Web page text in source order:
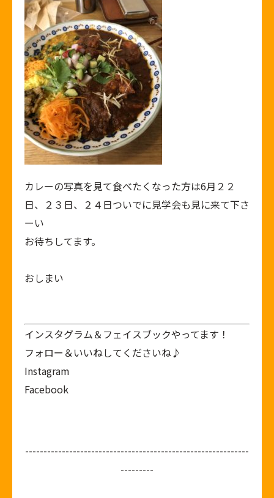
カレーの写真を見て食べたくなった方は6月２２
日、２３日、２４日ついでに見学会も見に来て下さ
ーい
お待ちしてます。
おしまい
インスタグラム＆フェイスブックやってます！
フォロー＆いいねしてくださいね♪
Instagram
Facebook
-------------------------------------------------------------
---------